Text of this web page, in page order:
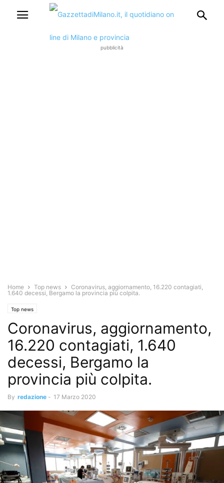
pubblicità
Home Top news
Coronavirus, aggiornamento, 16.220 contagiati,
1.640 decessi, Bergamo la provincia più colpita.
Top news
Coronavirus, aggiornamento,
16.220 contagiati, 1.640
decessi, Bergamo la
provincia più colpita.
By redazione - 17 Marzo 2020